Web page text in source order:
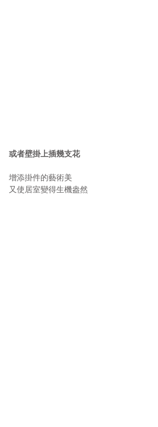
或者壁掛上插幾支花
增添掛件的藝術美
又使居室變得生機盎然